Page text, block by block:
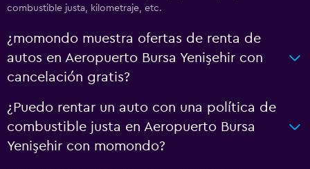
combustible justa, kilometraje, etc.
¿momondo muestra ofertas de renta de
autos en Aeropuerto Bursa Yenişehir con
cancelación gratis?
¿Puedo rentar un auto con una política de
combustible justa en Aeropuerto Bursa
Yenişehir con momondo?